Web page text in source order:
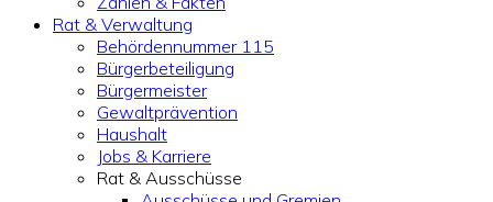
Rat & Verwaltung
Behördennummer 115
Bürgerbeteiligung
Bürgermeister
Gewaltprävention
Haushalt
Jobs & Karriere
Rat & Ausschüsse